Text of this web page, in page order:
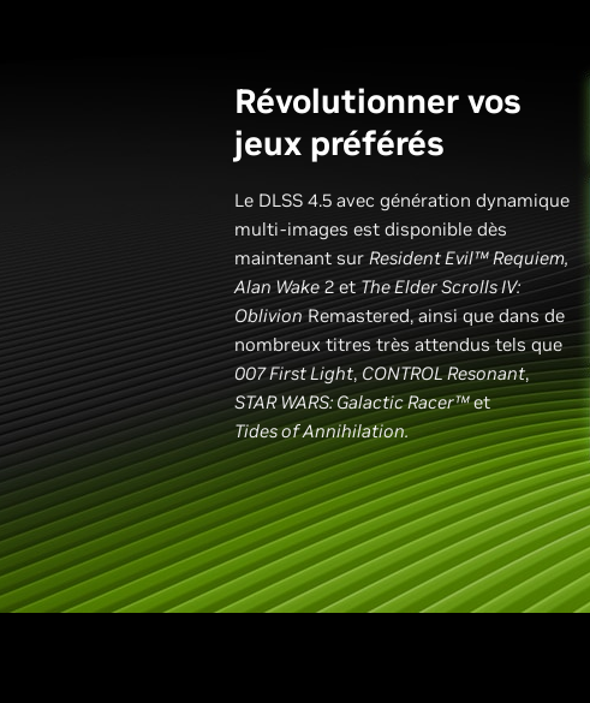
Révolutionner vos
jeux préférés
Le DLSS 4.5 avec génération dynamique
multi-images est disponible dès
maintenant sur Resident Evil™ Requiem,
Alan Wake 2 et The Elder Scrolls IV:
OblivionRemastered, ainsi que dans de
nombreux titres très attendus tels que
007 First Light, CONTROL Resonant,
STAR WARS: Galactic Racer™et
Tides of Annihilation.